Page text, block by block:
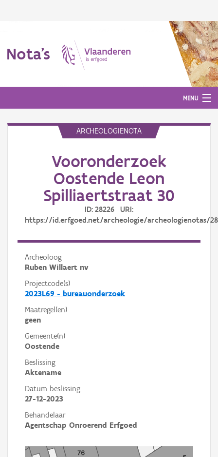
Nota's
MENU
ARCHEOLOGIENOTA
Vooronderzoek
Oostende Leon
Spilliaertstraat 30
ID: 28226 URI:
https://id.erfgoed.net/archeologie/archeologienotas/
Archeoloog
Ruben Willaert nv
Projectcode(s)
2023L69 - bureauonderzoek
Maatregel(en)
geen
Gemeente(n)
Oostende
Beslissing
Aktename
Datum beslissing
27-12-2023
Behandelaar
Agentschap Onroerend Erfgoed